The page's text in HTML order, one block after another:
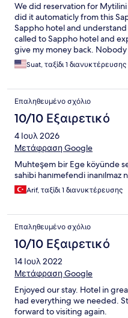
We did reservation for
did it automaticly from this
Sappho hotel and
called to Sappho hotel and
give my money back.
money back. Its not ethical , İs
Suat, ταξίδι 1 διανυκτέρευσης
Επαληθευμένο σχόλιο
10/10 Εξαιρετικό
4 Ιουλ 2026
Μετάφραση Google
Muhteşem bir Ege köyünde
sahibi hanımefendi inanılmaz
Arif, ταξίδι 1 διανυκτέρευσης
Επαληθευμένο σχόλιο
10/10 Εξαιρετικό
14 Ιουλ 2022
Μετάφραση Google
Enjoyed our stay. Hotel in
had everything we needed.
forward to visiting again.